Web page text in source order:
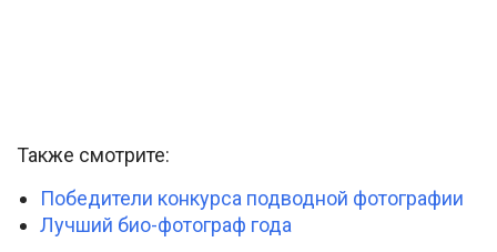
Также смотрите:
Победители конкурса подводной фотографии
Лучший био-фотограф года